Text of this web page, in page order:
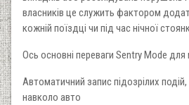
власників це служить фактором
кожній поїздці чи під час нічної
Ось основні переваги Sentry Mode для
Автоматичний запис підозрілих
навколо авто